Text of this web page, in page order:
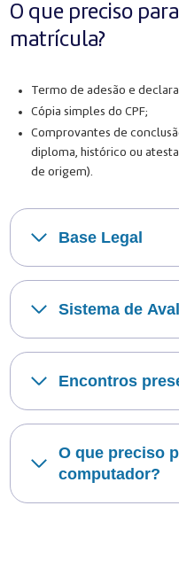
O que preciso
matrícula?
Termo de adesão e
Cópia simples do CPF;
Comprovantes de
diploma, histórico ou
de origem).
Base Legal
Sistema de
Encontros
O que preciso
computador?